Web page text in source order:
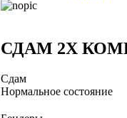
СДАМ 2Х
Сдам
Нормальное состояние